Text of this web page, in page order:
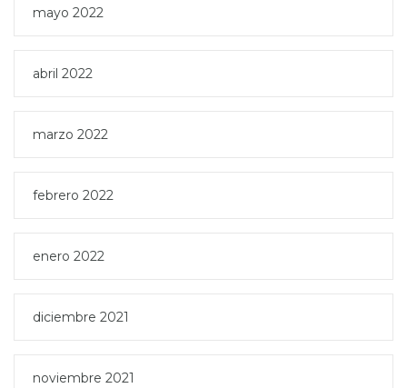
mayo 2022
abril 2022
marzo 2022
febrero 2022
enero 2022
diciembre 2021
noviembre 2021